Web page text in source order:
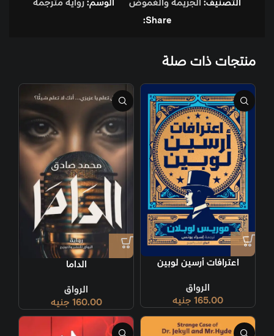
التصنيف: الجريمة والغموض الوسم: رواية مترجمة
Share:
منتجات ذات صلة
اعترافات أرسين لوبين
الرواق
165.00 جنيه
الداما
الرواق
160.00 جنيه